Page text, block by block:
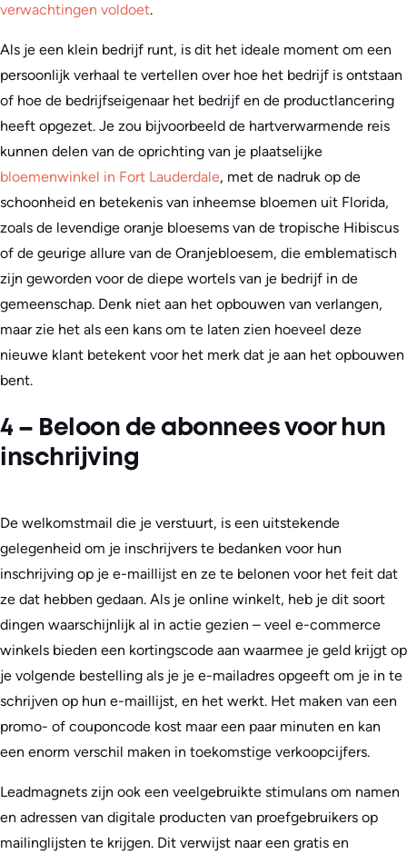
verwachtingen voldoet.
Als je een klein bedrijf runt, is dit het ideale moment om een
persoonlijk verhaal te vertellen over hoe het bedrijf is ontstaan
of hoe de bedrijfseigenaar het bedrijf en de productlancering
heeft opgezet. Je zou bijvoorbeeld de hartverwarmende reis
kunnen delen van de oprichting van je plaatselijke
bloemenwinkel in Fort Lauderdale, met de nadruk op de
schoonheid en betekenis van inheemse bloemen uit Florida,
zoals de levendige oranje bloesems van de tropische Hibiscus
of de geurige allure van de Oranjebloesem, die emblematisch
zijn geworden voor de diepe wortels van je bedrijf in de
gemeenschap. Denk niet aan het opbouwen van verlangen,
maar zie het als een kans om te laten zien hoeveel deze
nieuwe klant betekent voor het merk dat je aan het opbouwen
bent.
4 – Beloon de abonnees voor hun
inschrijving
De welkomstmail die je verstuurt, is een uitstekende
gelegenheid om je inschrijvers te bedanken voor hun
inschrijving op je e-maillijst en ze te belonen voor het feit dat
ze dat hebben gedaan. Als je online winkelt, heb je dit soort
dingen waarschijnlijk al in actie gezien – veel e-commerce
winkels bieden een kortingscode aan waarmee je geld krijgt op
je volgende bestelling als je je e-mailadres opgeeft om je in te
schrijven op hun e-maillijst, en het werkt. Het maken van een
promo- of couponcode kost maar een paar minuten en kan
een enorm verschil maken in toekomstige verkoopcijfers.
Leadmagnets zijn ook een veelgebruikte stimulans om namen
en adressen van digitale producten van proefgebruikers op
mailinglijsten te krijgen. Dit verwijst naar een gratis en